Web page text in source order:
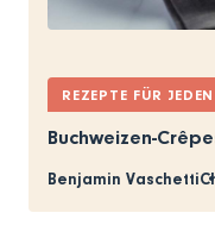
REZEPTE FÜR
Buchweizen-
Benjamin Vaschetti